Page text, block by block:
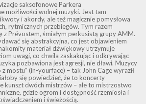
saksofonowe Parkera
możliwości wolnej muzyki. Jest tam
i akordy, ale też magicznie pomysłowa
rytmicznych przebiegów. Tym razem
z Prévostem, śmiałym perkusistą grupy AMM.
się abstrakcyjna, co jest objawieniem
materiał dźwiękowy utrzymuje
uwagi, co chwila zaskakując i odkrywając
pozbawiona jest agresji, nie dławi. Muzycy
mostu” (in-yourface) – tak John Cage wyraził
się powiedzieć, że to koncerty
kunszt dwóch mistrzów – ale to mistrzostwo
gdzie ogrom i dostępność rzemiosła i
i świeżością.